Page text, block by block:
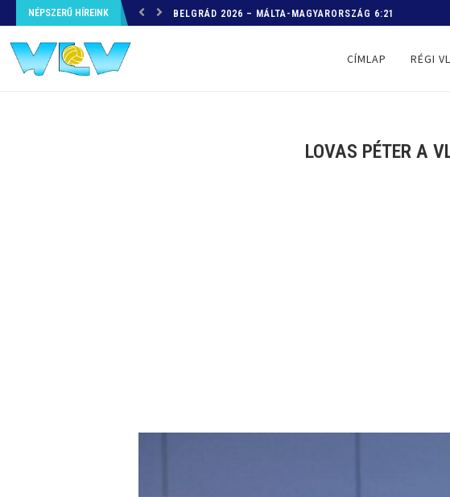
NÉPSZERŰ HÍREINK HELYZETKÉP AZ EB-RŐL – A TOVÁBBI PROGRAM
CÍMLAP RÉGI
LOVAS PÉTER A